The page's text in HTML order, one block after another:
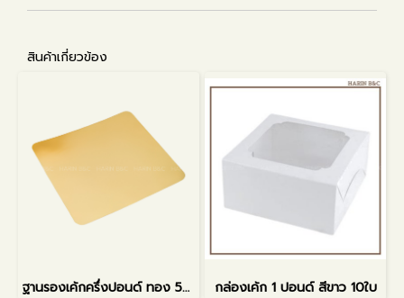
สินค้าเกี่ยวข้อง
ฐานรองเค้กครึ่งปอนด์ ทอง 50ใบ กล่องเค้ก 1 ปอนด์ สีขาว 10ใบ